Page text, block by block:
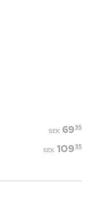
SEK 69 95
SEK 109 95